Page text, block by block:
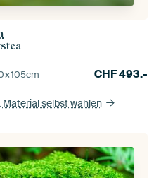
cm CHF493.-
Material selbst wählen